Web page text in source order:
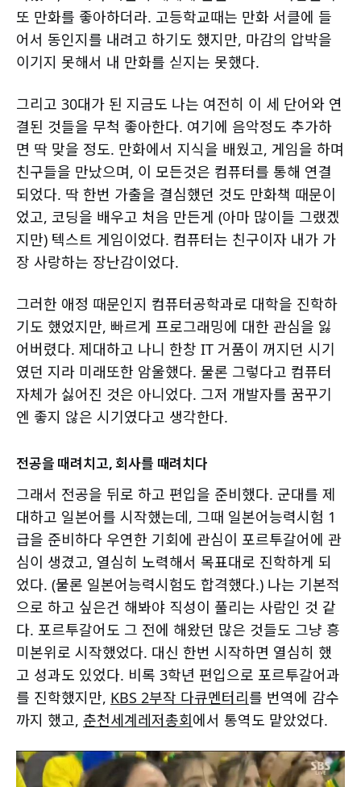
또 만화를 좋아하더라. 고등학교때는 만화 서클에 들
어서 동인지를 내려고 하기도 했지만, 마감의 압박을
이기지 못해서 내 만화를 싣지는 못했다.
그리고 30대가 된 지금도 나는 여전히 이 세 단어와 연
결된 것들을 무척 좋아한다. 여기에 음악정도 추가하
면 딱 맞을 정도. 만화에서 지식을 배웠고, 게임을 하며
친구들을 만났으며, 이 모든것은 컴퓨터를 통해 연결
되었다. 딱 한번 가출을 결심했던 것도 만화책 때문이
었고, 코딩을 배우고 처음 만든게 (아마 많이들 그랬겠
지만) 텍스트 게임이었다. 컴퓨터는 친구이자 내가 가
장 사랑하는 장난감이었다.
그러한 애정 때문인지 컴퓨터공학과로 대학을 진학하
기도 했었지만, 빠르게 프로그래밍에 대한 관심을 잃
어버렸다. 제대하고 나니 한창 IT 거품이 꺼지던 시기
였던 지라 미래또한 암울했다. 물론 그렇다고 컴퓨터
자체가 싫어진 것은 아니었다. 그저 개발자를 꿈꾸기
엔 좋지 않은 시기였다고 생각한다.
전공을 때려치고, 회사를 때려치다
그래서 전공을 뒤로 하고 편입을 준비했다. 군대를 제
대하고 일본어를 시작했는데, 그때 일본어능력시험 1
급을 준비하다 우연한 기회에 관심이 포르투갈어에 관
심이 생겼고, 열심히 노력해서 목표대로 진학하게 되
었다. (물론 일본어능력시험도 합격했다.) 나는 기본적
으로 하고 싶은건 해봐야 직성이 풀리는 사람인 것 같
다. 포르투갈어도 그 전에 해왔던 많은 것들도 그냥 흥
미본위로 시작했었다. 대신 한번 시작하면 열심히 했
고 성과도 있었다. 비록 3학년 편입으로 포르투갈어과
를 진학했지만, KBS 2부작 다큐멘터리 를 번역에 감수
까지 했고, 춘천세계레저총회 에서 통역도 맡았었다.